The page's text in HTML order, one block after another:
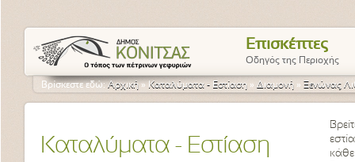
Επισκέπτες
Οδηγός της Περιοχής
Βρίσκεστε εδώ:Αρχική » Καταλύματα - Εστίαση » Διαμονή » Ξενώνας
Καταλύματα - Εστίαση
κάθε